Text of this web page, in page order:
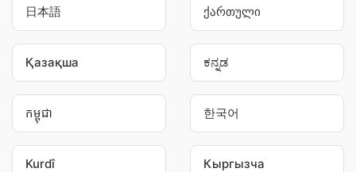
日本語 ქართული
Қазақша ಕನ್ನಡ
កម្ពុជា 한국어
Kurdî Кыргызча